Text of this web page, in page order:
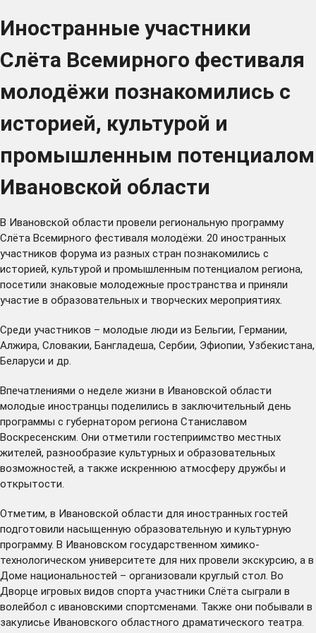
Иностранные участники
Слёта Всемирного фестиваля
молодёжи познакомились с
историей, культурой и
промышленным потенциалом
Ивановской области
В Ивановской области провели региональную программу
Слёта Всемирного фестиваля молодёжи. 20 иностранных
участников форума из разных стран познакомились с
историей, культурой и промышленным потенциалом региона,
посетили знаковые молодежные пространства и приняли
участие в образовательных и творческих мероприятиях.
Среди участников – молодые люди из Бельгии, Германии,
Алжира, Словакии, Бангладеша, Сербии, Эфиопии, Узбекистана,
Беларуси и др.
Впечатлениями о неделе жизни в Ивановской области
молодые иностранцы поделились в заключительный день
программы с губернатором региона Станиславом
Воскресенским. Они отметили гостеприимство местных
жителей, разнообразие культурных и образовательных
возможностей, а также искреннюю атмосферу дружбы и
открытости.
Отметим, в Ивановской области для иностранных гостей
подготовили насыщенную образовательную и культурную
программу. В Ивановском государственном химико-
технологическом университете для них провели экскурсию, а в
Доме национальностей – организовали круглый стол. Во
Дворце игровых видов спорта участники Слёта сыграли в
волейбол с ивановскими спортсменами. Также они побывали в
закулисье Ивановского областного драматического театра.